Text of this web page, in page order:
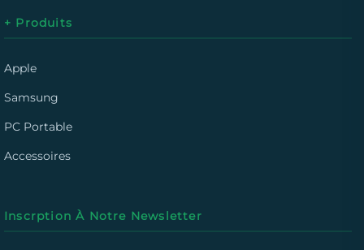
+ Produits
Apple
Samsung
PC Portable
Accessoires
Inscrption À Notre Newsletter